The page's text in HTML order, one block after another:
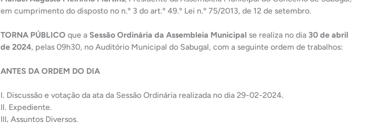
em cumprimento do disposto no n.º 3 do art.º 49.º Lei n.º 75/2013, de 12 de setembro.
TORNA PÚBLICO que a Sessão Ordinária da Assembleia Municipal se realiza no dia 30 de abril
de 2024, pelas 09h30, no Auditório Municipal do Sabugal, com a seguinte ordem de trabalhos:
ANTES DA ORDEM DO DIA
I. Discussão e votação da ata da Sessão Ordinária realizada no dia 29-02-2024.
II. Expediente.
III. Assuntos Diversos.